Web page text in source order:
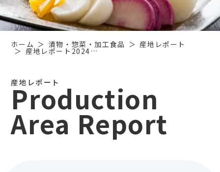
ホーム 漬物・惣菜・加工食品 産地レポート
産地レポート2024…
産地レポート
Production
Area Report